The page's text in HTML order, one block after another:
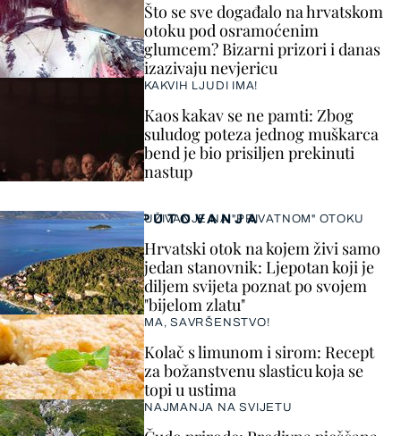
Što se sve događalo na hrvatskom
otoku pod osramoćenim
glumcem? Bizarni prizori i danas
izazivaju nevjericu
KAKVIH LJUDI IMA!
Kaos kakav se ne pamti: Zbog
suludog poteza jednog muškarca
bend je bio prisiljen prekinuti
nastup
PUTOVANJA
UŽIVANJE NA "PRIVATNOM" OTOKU
Hrvatski otok na kojem živi samo
jedan stanovnik: Ljepotan koji je
diljem svijeta poznat po svojem
"bijelom zlatu"
MA, SAVRŠENSTVO!
Kolač s limunom i sirom: Recept
za božanstvenu slasticu koja se
topi u ustima
NAJMANJA NA SVIJETU